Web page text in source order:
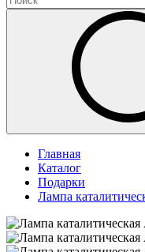
Главная
Каталог
Подарки
Лампа